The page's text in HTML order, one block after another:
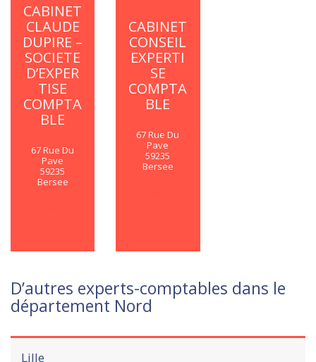
CABINET
CLAUDE
DUPIRE –
SOCIETE
D’EXPER
TISE
COMPTA
BLE
67 Rue Du
Pave
59235
Bersee
CABINET
CONSEIL
EXPERTI
SE
COMPTA
BLE
67 Rue Du
Pave
59235
Bersee
D’autres experts-comptables dans le
département Nord
Lille